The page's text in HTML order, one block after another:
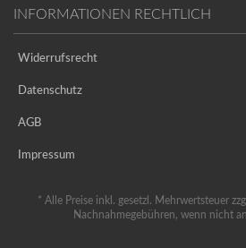
INFORMATIONEN RECHTLICH
Widerrufsrecht
Datenschutz
AGB
Impressum
* Alle Preise inkl. gesetzl. Mehrwertsteuer
Nachnahmegebühren, wenn nicht